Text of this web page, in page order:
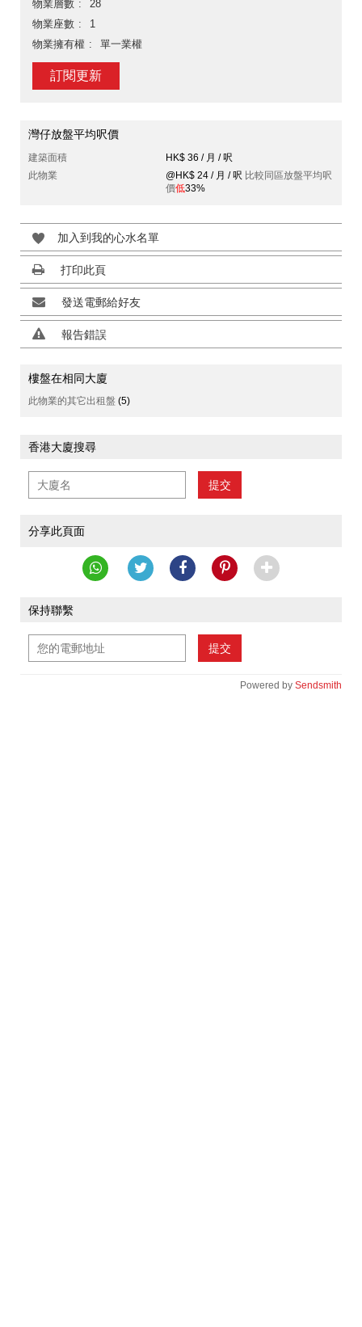
物業層數
28
物業座數
1
物業擁有權
單一業權
訂閱更新
灣仔放盤平均呎價
建築面積
HK$ 36 / 月 / 呎
此物業
@HK$ 24 / 月 / 呎 比較同區放盤平均呎
價低33%
加入到我的心水名單
打印此頁
發送電郵給好友
報告錯誤
樓盤在相同大廈
此物業的其它出租盤 (5)
香港大廈搜尋
提交
分享此頁面
保持聯繫
提交
Powered by Sendsmith